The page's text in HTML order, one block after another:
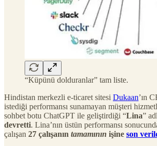
“Küpünü dolduranlar” tam liste.
Hindistan merkezli e-ticaret sitesi Dukaan’ın
istediği performansı sunamayan müşteri
sohbet botu ChatGPT ile geliştirdiği “Lina”
devretti. Lina’nın üstün performansı
çalışan 27 çalışanın tamamının işine son